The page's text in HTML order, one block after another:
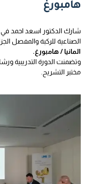
هامبورغ
شارك الدكتور اسعد احمد في
الصناعية للركبة والمفصل
المانيا / هامبورغ.
وتضمنت الدورة التدريبية
مختبر التشريح.